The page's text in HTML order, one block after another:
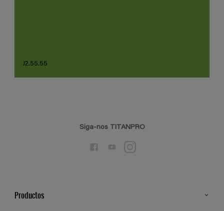
J2.55.55
Siga-nos TITANPRO
Productos